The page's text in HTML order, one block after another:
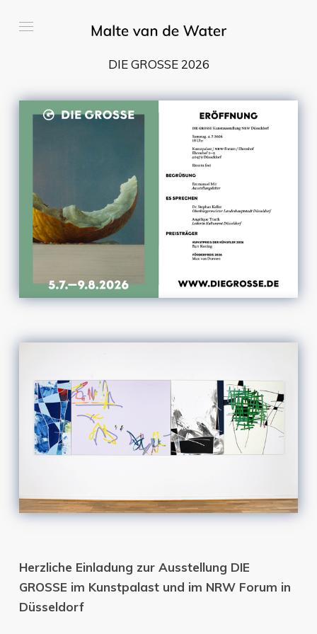
DIE GROSSE 2026
Herzliche Einladung zur Ausstellung DIE
GROSSE im Kunstpalast und im NRW Forum in
Düsseldorf